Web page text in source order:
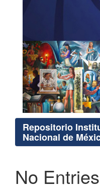
Repositorio
Nacional de
No